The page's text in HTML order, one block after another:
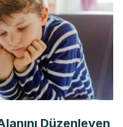
Düzenleyen